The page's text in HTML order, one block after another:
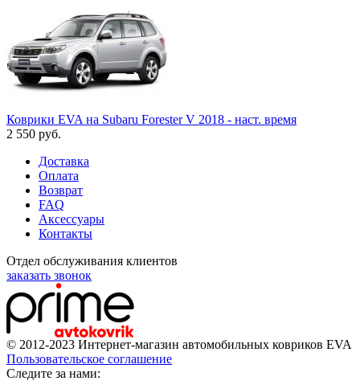
Коврики EVA на Subaru Forester V 2018 - наст. время
2 550 руб.
Доставка
Оплата
Возврат
FAQ
Аксессуары
Контакты
Отдел обслуживания клиентов
заказать звонок
© 2012-2023 Интернет-магазин автомобильных ковриков EVA
Пользовательское соглашение
Cледите за нами: